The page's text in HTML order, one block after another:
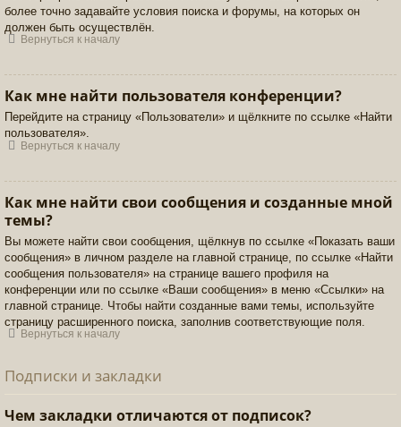
более точно задавайте условия поиска и форумы, на которых он
должен быть осуществлён.
Вернуться к началу
Как мне найти пользователя конференции?
Перейдите на страницу «Пользователи» и щёлкните по ссылке «Найти
пользователя».
Вернуться к началу
Как мне найти свои сообщения и созданные мной
темы?
Вы можете найти свои сообщения, щёлкнув по ссылке «Показать ваши
сообщения» в личном разделе на главной странице, по ссылке «Найти
сообщения пользователя» на странице вашего профиля на
конференции или по ссылке «Ваши сообщения» в меню «Ссылки» на
главной странице. Чтобы найти созданные вами темы, используйте
страницу расширенного поиска, заполнив соответствующие поля.
Вернуться к началу
Подписки и закладки
Чем закладки отличаются от подписок?